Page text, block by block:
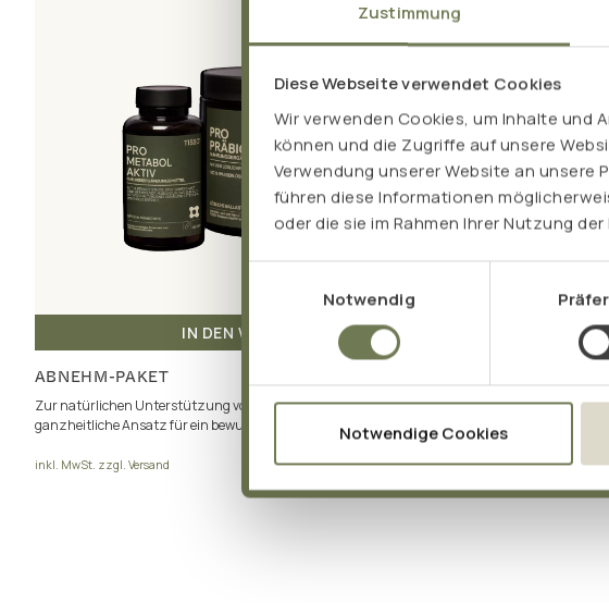
Zustimmung
Diese Webseite verwendet Cookies
Wir verwenden Cookies, um Inhalte und
können und die Zugriffe auf unsere
Verwendung unserer Website an unsere
führen diese Informationen
oder die sie im Rahmen Ihrer Nutzung
Notwendig
Notwendige Cookies
IN DEN WARENKORB
ABNEHM-PAKET
Zur natürlichen Unterstützung von Stoffwechsel, Blutzucker & Darm. Der
ganzheitliche Ansatz für ein bewusstes Gewichtsmanagement.
inkl. MwSt. zzgl. Versand 121,96 €